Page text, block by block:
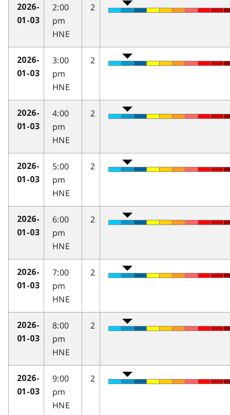
2026-
01-03
2:00
pm
HNE
2
2026-
01-03
3:00
pm
HNE
2
2026-
01-03
4:00
pm
HNE
2
2026-
01-03
5:00
pm
HNE
2
2026-
01-03
6:00
pm
HNE
2
2026-
01-03
7:00
pm
HNE
2
2026-
01-03
8:00
pm
HNE
2
2026-
01-03
9:00
pm
HNE
2